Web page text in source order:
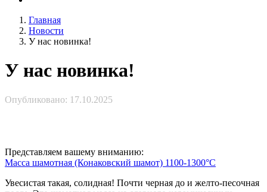
Главная
Новости
У нас новинка!
У нас новинка!
Опубликовано: 17.10.2025
Представляем вашему вниманию:
Масса шамотная (Конаковский шамот) 1100-1300°С
Увесистая такая, солидная! Почти черная до и желто-песочная